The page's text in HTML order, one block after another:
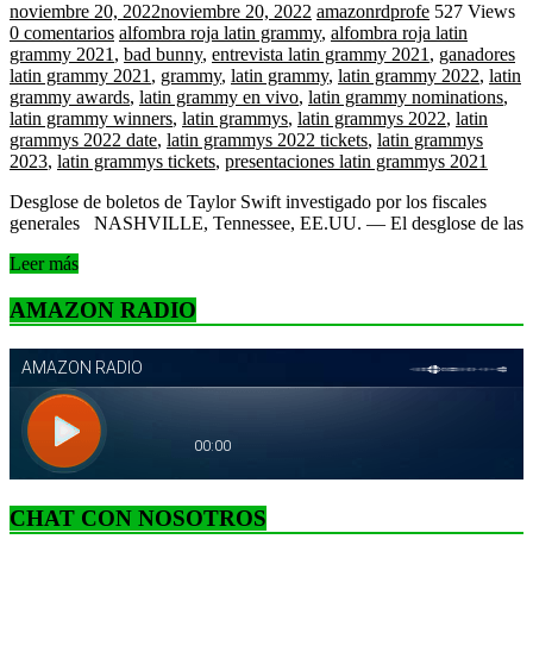
noviembre 20, 2022noviembre 20, 2022 amazonrdprofe 527 Views
0 comentarios alfombra roja latin grammy, alfombra roja latin
grammy 2021 , bad bunny, entrevista latin grammy 2021 , ganadores
latin grammy 2021 , grammy, latin grammy, latin grammy 2022, latin
grammy awards, latin grammy en vivo, latin grammy nominations,
latin grammy winners, latin grammys, latin grammys 2022, latin
grammys 2022 date, latin grammys 2022 tickets, latin grammys
2023, latin grammys tickets, presentaciones latin grammys 2021
Desglose de boletos de Taylor Swift investigado por los fiscales
generales NASHVILLE, Tennessee, EE.UU. — El desglose de las
Leer más
AMAZON RADIO
CHAT CON NOSOTROS